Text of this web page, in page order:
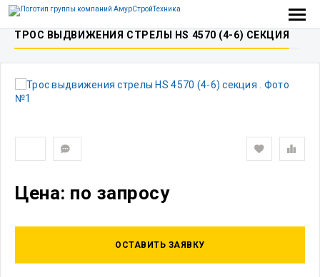
ТРОС ВЫДВИЖЕНИЯ СТРЕЛЫ HS 4570 (4-6) СЕКЦИЯ
Цена: по запросу
ОСТАВИТЬ ЗАЯВКУ